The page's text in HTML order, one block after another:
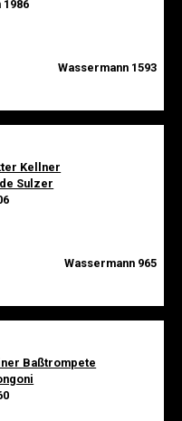
1986
Wassermann 1593
Kellner
Sulzer
Wassermann 965
Baßtrompete